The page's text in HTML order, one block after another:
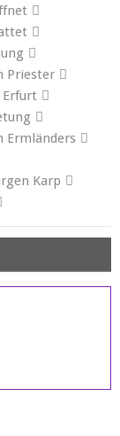
Priester
Ermländers
Karp